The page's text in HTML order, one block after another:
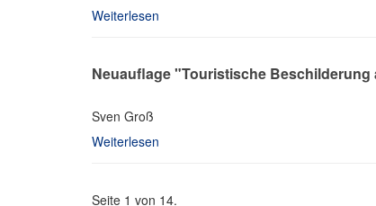
Weiterlesen
Neuauflage "Touristische
Sven Groß
Weiterlesen
Seite 1 von 14.